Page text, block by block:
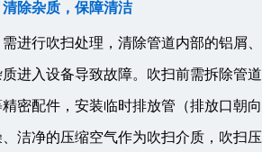
清除杂质，保障清洁
进行吹扫处理，清除管道内部的铝屑、
进入设备导致故障。吹扫前需拆除管道
密配件，安装临时排放管（排放口朝向
洁净的压缩空气作为吹扫介质，吹扫压